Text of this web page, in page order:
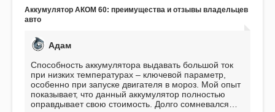
Аккумулятор АКОМ 60: преимущества и отзывы владельцев
авто
Адам
Способность аккумулятора выдавать большой ток
при низких температурах – ключевой параметр,
особенно при запуске двигателя в мороз. Мой опыт
показывает, что данный аккумулятор полностью
оправдывает свою стоимость. Долго сомневался